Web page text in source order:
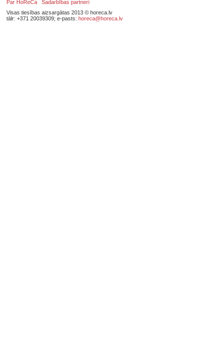
Par HoReCa
Sadarbības partneri
Visas tiesības aizsargātas 2013 © horeca.lv
tālr: +371 20039309; e-pasts: horeca@horeca.lv